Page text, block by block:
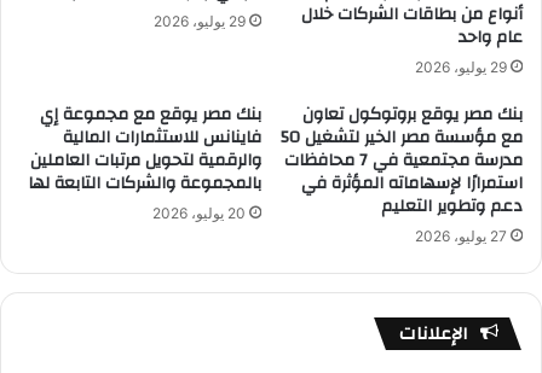
أنواع من بطاقات الشركات خلال
عام واحد
29 يوليو، 2026
29 يوليو، 2026
بنك مصر يوقع بروتوكول تعاون
مع مؤسسة مصر الخير لتشغيل 50
مدرسة مجتمعية في 7 محافظات
استمرارًا لإسهاماته المؤثرة في
دعم وتطوير التعليم
27 يوليو، 2026
بنك مصر يوقع مع مجموعة إي
فاينانس للاستثمارات المالية
والرقمية لتحويل مرتبات العاملين
بالمجموعة والشركات التابعة لها
20 يوليو، 2026
الإعلانات